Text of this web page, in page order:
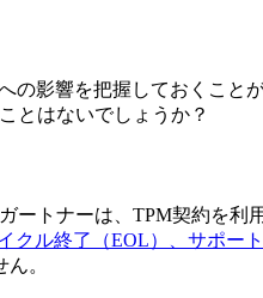
の影響を把握しておくこと
とはないでしょうか？
トナーは、TPM契約を利
クル終了（EOL）、サポー
。